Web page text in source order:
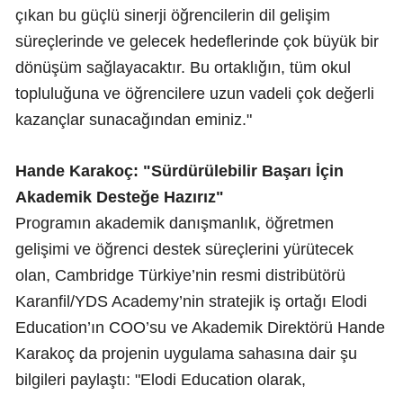
çıkan bu güçlü sinerji öğrencilerin dil gelişim
süreçlerinde ve gelecek hedeflerinde çok büyük bir
dönüşüm sağlayacaktır. Bu ortaklığın, tüm okul
topluluğuna ve öğrencilere uzun vadeli çok değerli
kazançlar sunacağından eminiz."
Hande Karakoç: "Sürdürülebilir Başarı İçin
Akademik Desteğe Hazırız"
Programın akademik danışmanlık, öğretmen
gelişimi ve öğrenci destek süreçlerini yürütecek
olan, Cambridge Türkiye’nin resmi distribütörü
Karanfil/YDS Academy’nin stratejik iş ortağı Elodi
Education’ın COO’su ve Akademik Direktörü Hande
Karakoç da projenin uygulama sahasına dair şu
bilgileri paylaştı: "Elodi Education olarak,